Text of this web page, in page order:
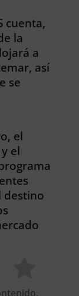
cuenta,
la
a
así
se
el
el
destino